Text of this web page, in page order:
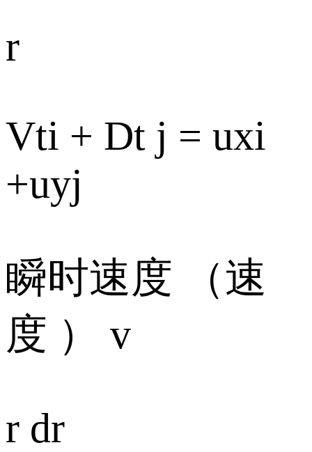
r
Vti + Dt j = uxi
+uyj
瞬时速度 （速
度 ） v
r dr